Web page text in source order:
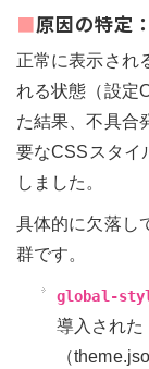
■原因の特定
正常に表示され
れる状態（設定
た結果、不具合
要なCSSスタイ
しました。
具体的に欠落し
群です。
global-
導入された
（